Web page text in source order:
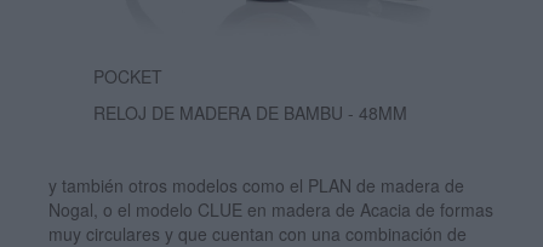
POCKET
RELOJ DE MADERA DE BAMBU - 48MM
y también otros modelos como el PLAN de madera de
Nogal, o el modelo CLUE en madera de Acacia de formas
muy circulares y que cuentan con una combinación de